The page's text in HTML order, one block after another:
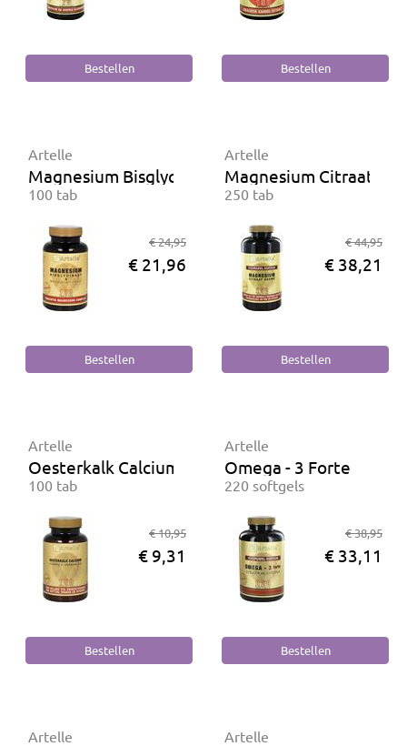
Artelle
Magnesium Bisglycinaat & Magnesium Citraat
100 tab
€ 24,95
€ 21,96
Artelle
Magnesium Citraat
250 tab
€ 44,95
€ 38,21
Artelle
Oesterkalk Calcium 1200mg + Vitamine D3
100 tab
€ 10,95
€ 9,31
Artelle
Omega - 3 Forte
220 softgels
€ 38,95
€ 33,11
Artelle Artelle